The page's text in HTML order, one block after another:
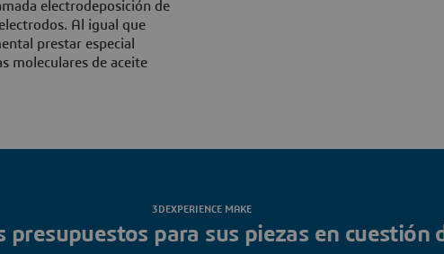
electrodeposición de
Al igual que
prestar especial
moleculares de aceite
presupuestos para sus piezas en cuestión
3DEXPERIENCE MAKE